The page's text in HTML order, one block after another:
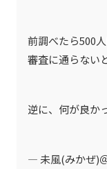
前調べたら500
審査に通らない
逆に、何が良か
— 未風(みかぜ)